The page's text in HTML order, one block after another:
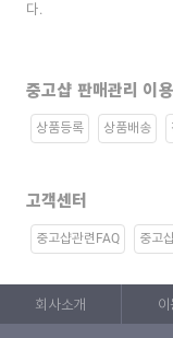
다.
중고샵 판매관리 이
상품등록 상품배송
고객센터
중고샵관련FAQ 중고
회사소개